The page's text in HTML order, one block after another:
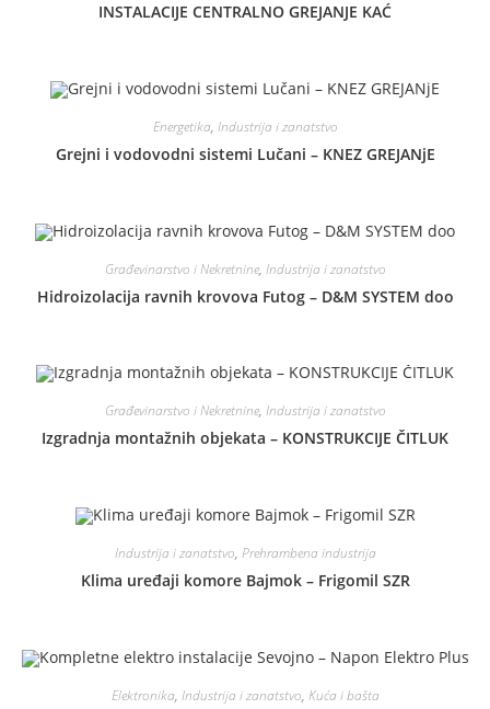
INSTALACIJE CENTRALNO GREJANJE KAĆ
Energetika, Industrija i zanatstvo
Grejni i vodovodni sistemi Lučani – KNEZ GREJANjE
Građevinarstvo i Nekretnine, Industrija i zanatstvo
Hidroizolacija ravnih krovova Futog – D&M SYSTEM doo
Građevinarstvo i Nekretnine, Industrija i zanatstvo
Izgradnja montažnih objekata – KONSTRUKCIJE ČITLUK
Industrija i zanatstvo, Prehrambena industrija
Klima uređaji komore Bajmok – Frigomil SZR
Elektronika, Industrija i zanatstvo, Kuća i bašta